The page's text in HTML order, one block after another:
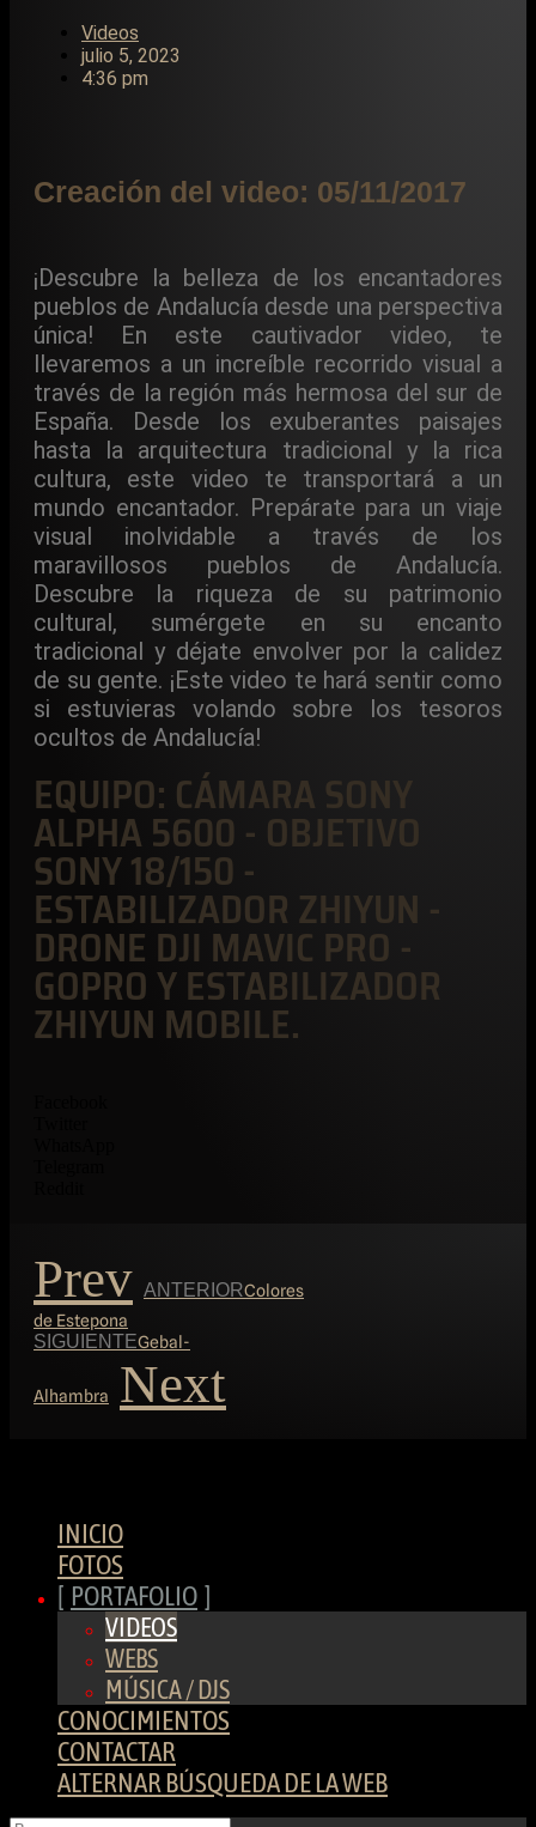
Videos
julio 5, 2023
4:36 pm
Creación del video: 05/11/2017
¡Descubre la belleza de los encantadores
pueblos de Andalucía desde una perspectiva
única! En este cautivador video, te
llevaremos a un increíble recorrido visual a
través de la región más hermosa del sur de
España. Desde los exuberantes paisajes
hasta la arquitectura tradicional y la rica
cultura, este video te transportará a un
mundo encantador. Prepárate para un viaje
visual inolvidable a través de los
maravillosos pueblos de Andalucía.
Descubre la riqueza de su patrimonio
cultural, sumérgete en su encanto
tradicional y déjate envolver por la calidez
de su gente. ¡Este video te hará sentir como
si estuvieras volando sobre los tesoros
ocultos de Andalucía!
EQUIPO: CÁMARA SONY
ALPHA 5600 - OBJETIVO
SONY 18/150 -
ESTABILIZADOR ZHIYUN -
DRONE DJI MAVIC PRO -
GOPRO Y ESTABILIZADOR
ZHIYUN MOBILE.
Prev ANTERIORColores
de Estepona
SIGUIENTEGebal-
Alhambra Next
INICIO
FOTOS
PORTAFOLIO
VIDEOS
WEBS
MÚSICA / DJS
CONOCIMIENTOS
CONTACTAR
ALTERNAR BÚSQUEDA DE LA WEB